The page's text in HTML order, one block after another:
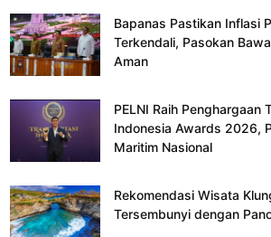
Bapanas Pastikan Inflasi
Terkendali, Pasokan
Aman
PELNI Raih Penghargaan
Indonesia Awards 2026,
Maritim Nasional
Rekomendasi Wisata
Tersembunyi dengan